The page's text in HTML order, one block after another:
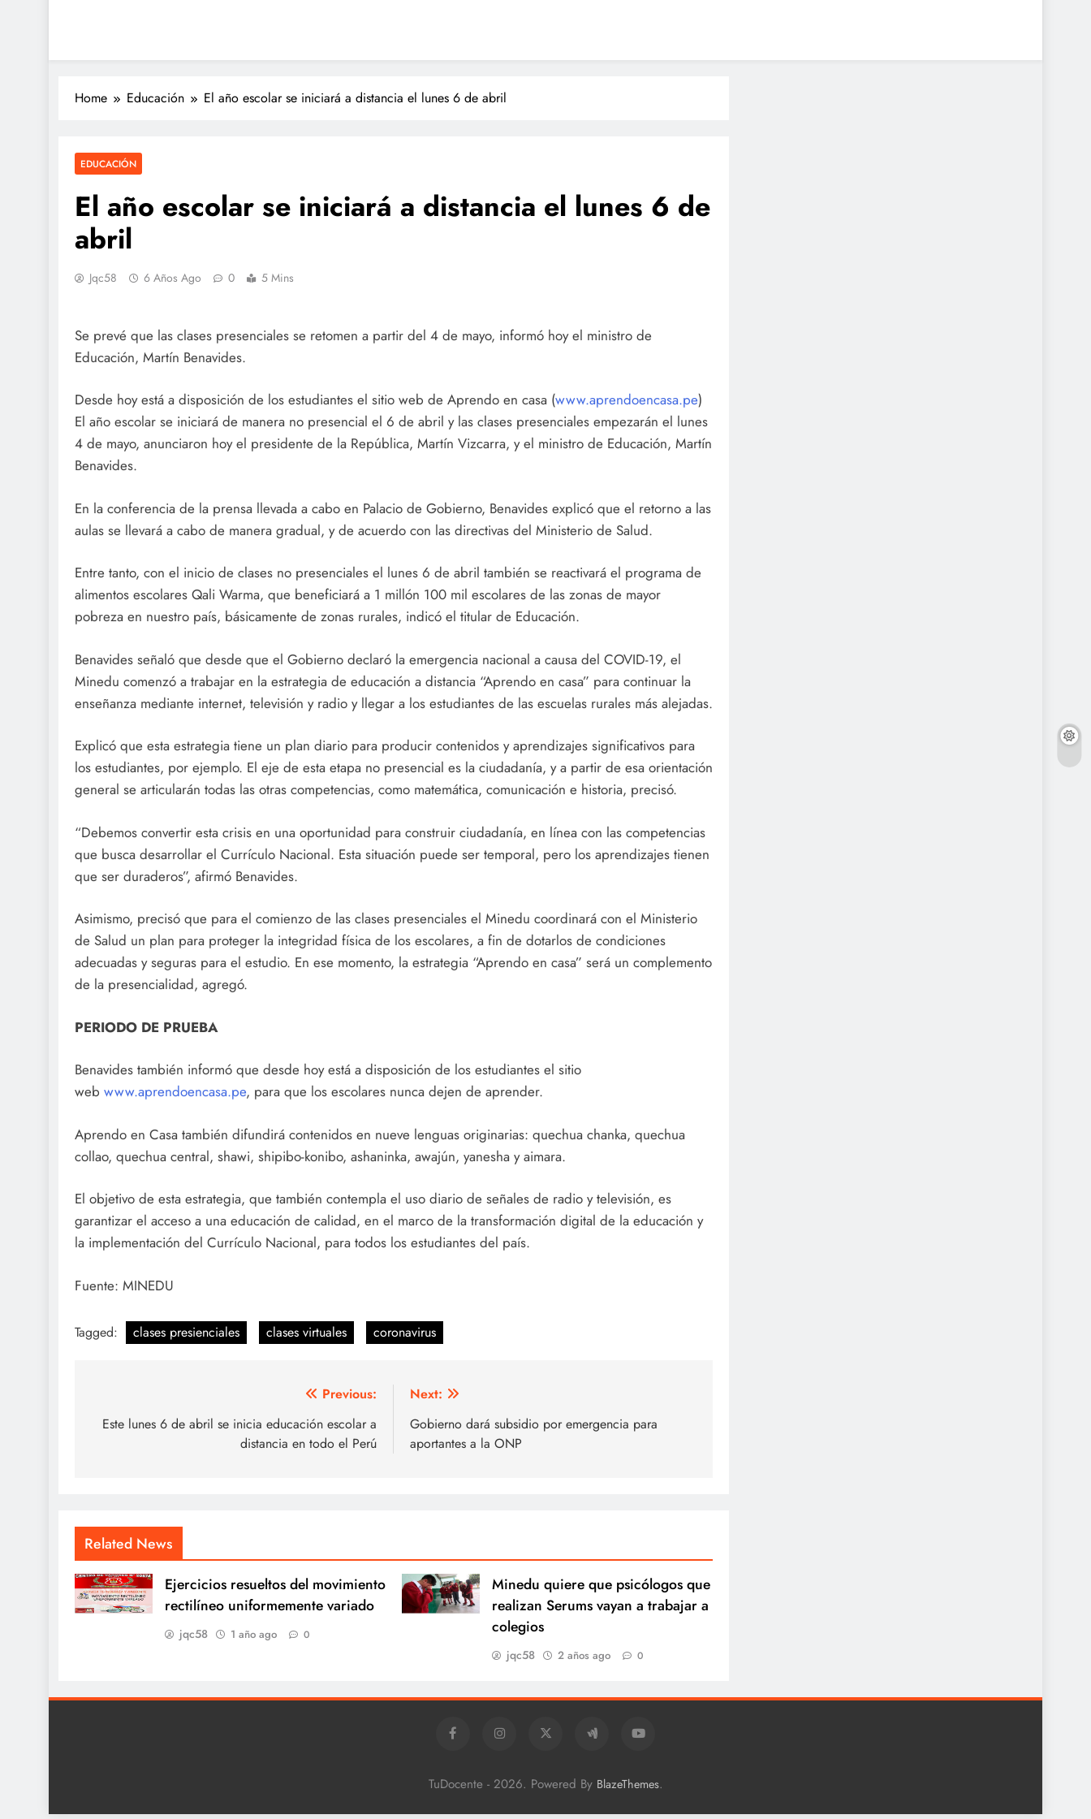
Home Educación El año escolar se iniciará a distancia el lunes 6 de abril
EDUCACIÓN
El año escolar se iniciará a distancia el lunes 6 de
abril
Jqc58 6 Años Ago 0 5 Mins
Se prevé que las clases presenciales se retomen a partir del 4 de mayo, informó hoy el ministro de
Educación, Martín Benavides.
Desde hoy está a disposición de los estudiantes el sitio web de Aprendo en casa (www.aprendoencasa.pe)
El año escolar se iniciará de manera no presencial el 6 de abril y las clases presenciales empezarán el lunes
4 de mayo, anunciaron hoy el presidente de la República, Martín Vizcarra, y el ministro de Educación, Martín
Benavides.
En la conferencia de la prensa llevada a cabo en Palacio de Gobierno, Benavides explicó que el retorno a las
aulas se llevará a cabo de manera gradual, y de acuerdo con las directivas del Ministerio de Salud.
Entre tanto, con el inicio de clases no presenciales el lunes 6 de abril también se reactivará el programa de
alimentos escolares Qali Warma, que beneficiará a 1 millón 100 mil escolares de las zonas de mayor
pobreza en nuestro país, básicamente de zonas rurales, indicó el titular de Educación.
Benavides señaló que desde que el Gobierno declaró la emergencia nacional a causa del COVID-19, el
Minedu comenzó a trabajar en la estrategia de educación a distancia “Aprendo en casa” para continuar la
enseñanza mediante internet, televisión y radio y llegar a los estudiantes de las escuelas rurales más alejadas.
Explicó que esta estrategia tiene un plan diario para producir contenidos y aprendizajes significativos para
los estudiantes, por ejemplo. El eje de esta etapa no presencial es la ciudadanía, y a partir de esa orientación
general se articularán todas las otras competencias, como matemática, comunicación e historia, precisó.
“Debemos convertir esta crisis en una oportunidad para construir ciudadanía, en línea con las competencias
que busca desarrollar el Currículo Nacional. Esta situación puede ser temporal, pero los aprendizajes tienen
que ser duraderos”, afirmó Benavides.
Asimismo, precisó que para el comienzo de las clases presenciales el Minedu coordinará con el Ministerio
de Salud un plan para proteger la integridad física de los escolares, a fin de dotarlos de condiciones
adecuadas y seguras para el estudio. En ese momento, la estrategia “Aprendo en casa” será un complemento
de la presencialidad, agregó.
PERIODO DE PRUEBA
Benavides también informó que desde hoy está a disposición de los estudiantes el sitio
web www.aprendoencasa.pe, para que los escolares nunca dejen de aprender.
Aprendo en Casa también difundirá contenidos en nueve lenguas originarias: quechua chanka, quechua
collao, quechua central, shawi, shipibo-konibo, ashaninka, awajún, yanesha y aimara.
El objetivo de esta estrategia, que también contempla el uso diario de señales de radio y televisión, es
garantizar el acceso a una educación de calidad, en el marco de la transformación digital de la educación y
la implementación del Currículo Nacional, para todos los estudiantes del país.
Fuente: MINEDU
Tagged: clases presienciales clases virtuales coronavirus
de
Previous:
Este lunes 6 de abril se inicia educación escolar a
distancia en todo el Perú
Next:
Gobierno dará subsidio por emergencia para
aportantes a la ONP
Related News
Ejercicios resueltos del movimiento
rectilíneo uniformemente variado
jqc58 1 año ago 0
Minedu quiere que psicólogos que
realizan Serums vayan a trabajar a
colegios
jqc58 2 años ago 0
TuDocente - 2026. Powered By BlazeThemes.